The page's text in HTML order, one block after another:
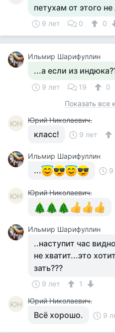
петухам от этого не
9 лет 0 0
Ильмир Шарифуллин
...а если из
9 лет 19
0
Показать все
ЮН Юрий Николаевич.
класс! 9 лет
Ильмир Шарифуллин
... 9
ЮН
Юрий Николаевич.
Ильмир Шарифуллин
..наступит час
не хватит...это
зать???
9 лет 1
ЮН Юрий Николаевич.
Всё хорошо. 9